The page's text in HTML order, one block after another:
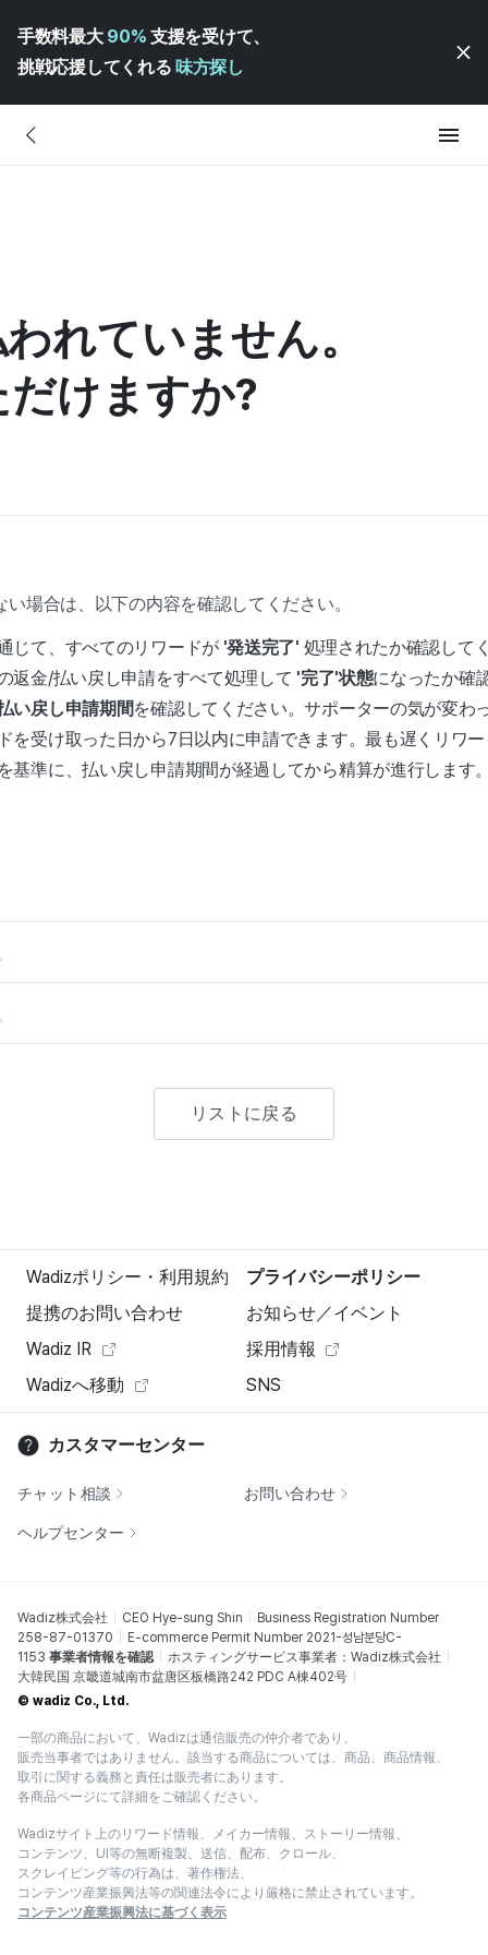
手数料最大 90% 支援を受けて、
挑戦応援してくれる 味方探し
れていません。
けますか?
場合は、以下の内容を確認してください。
じて、すべてのリワードが'発送完了' 処理されたか確認して
返金/払い戻し申請をすべて処理して '完了'状態になったか確
い戻し申請期間を確認してください。サポーターの気が変わ
を受け取った日から7日以内に申請できます。最も遅くリワ
基準に、払い戻し申請期間が経過してから精算が進行します
リストに戻る
Wadizポリシー・利用規約
プライバシーポリシー
提携のお問い合わせ
お知らせ／イベント
Wadiz IR
採用情報
Wadizへ移動
SNS
カスタマーセンター
チャット相談 お問い合わせ
ヘルプセンター
Wadiz株式会社 CEO Hye-sung Shin
Business Registration Number
258-87-01370
E-commerce Permit Number 2021-성남분당C-
1153 事業者情報を確認
ホスティングサービス事業者：Wadiz株式会社
大韓民国 京畿道城南市盆唐区板橋路242 PDC A棟402号
© wadiz Co., Ltd.
一部の商品において、Wadizは通信販売の仲介者であり、
販売当事者ではありません。該当する商品については、商品、商品情報、
取引に関する義務と責任は販売者にあります。
各商品ページにて詳細をご確認ください。
Wadizサイト上のリワード情報、メイカー情報、ストーリー情報、
コンテンツ、UI等の無断複製、送信、配布、クロール、
スクレイピング等の行為は、著作権法、
コンテンツ産業振興法等の関連法令により厳格に禁止されています。
コンテンツ産業振興法に基づく表示